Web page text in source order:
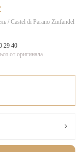
/ Castel di Parano Zinfandel
29 40
от оригинала